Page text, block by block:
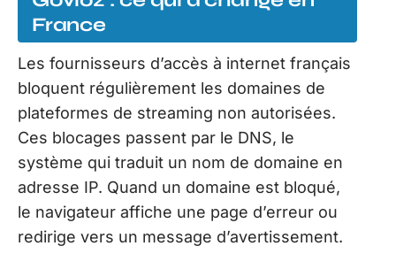
France
Les fournisseurs d’accès à internet français
bloquent régulièrement les domaines de
plateformes de streaming non autorisées.
Ces blocages passent par le DNS, le
système qui traduit un nom de domaine en
adresse IP. Quand un domaine est bloqué,
le navigateur affiche une page d’erreur ou
redirige vers un message d’avertissement.